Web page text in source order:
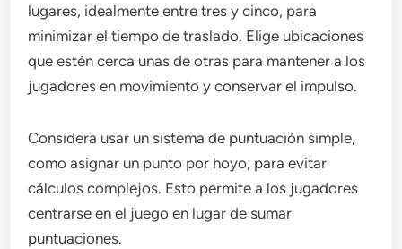
lugares, idealmente entre tres y cinco, para
minimizar el tiempo de traslado. Elige ubicaciones
que estén cerca unas de otras para mantener a los
jugadores en movimiento y conservar el impulso.
Considera usar un sistema de puntuación simple,
como asignar un punto por hoyo, para evitar
cálculos complejos. Esto permite a los jugadores
centrarse en el juego en lugar de sumar
puntuaciones.